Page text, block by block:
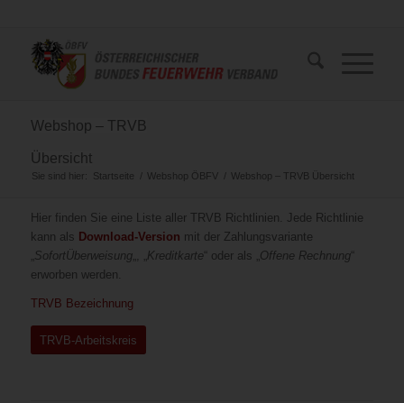
Webshop – TRVB
Übersicht
Sie sind hier: Startseite / Webshop ÖBFV / Webshop – TRVB Übersicht
Hier finden Sie eine Liste aller TRVB Richtlinien. Jede Richtlinie
kann als Download-Version mit der Zahlungsvariante
„SofortÜberweisung„, „Kreditkarte “ oder als „Offene Rechnung“
erworben werden.
TRVB Bezeichnung
TRVB-Arbeitskreis